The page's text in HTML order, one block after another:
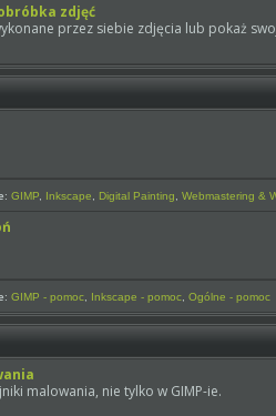
zdjęć
przez siebie zdjęcia lub pokaż
:GIMP, Inkscape, Digital Painting,Webmastering &
:GIMP - pomoc, Inkscape - pomoc,Ogólne - pomoc
malowania, nie tylko w GIMP-ie.